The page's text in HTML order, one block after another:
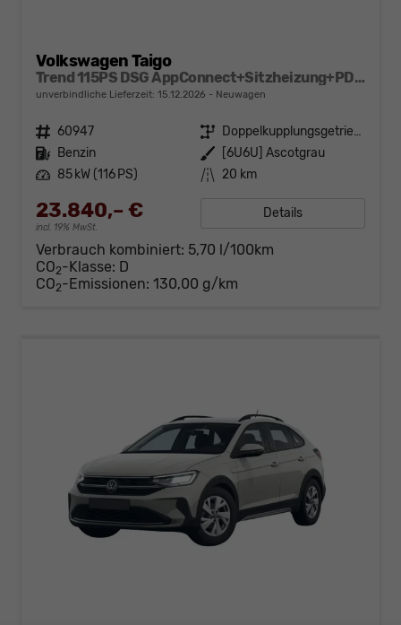
Volkswagen Taigo
Trend 115PS DSG AppConnect+Sitzheizung+PDC+Alu16+LED+DAB+FrontAssist
unverbindliche Lieferzeit: 15.12.2026 Neuwagen
Fahrzeugnr. 60947 Getriebe
Doppelkupplungsgetriebe (DSG)
Kraftstoff Benzin Außenfarbe
[6U6U] Ascotgrau
Leistung 85 kW (116 PS) Kilometerstand 20 km
23.840,– €
incl. 19% MwSt.
Details
Verbrauch kombiniert: 5,70 l/100km
CO2-Klasse: D
CO2-Emissionen: 130,00 g/km